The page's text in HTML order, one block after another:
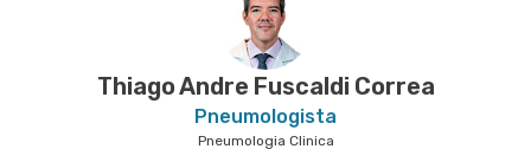
Thiago Andre Fuscaldi Correa
Pneumologista
Pneumologia Clinica